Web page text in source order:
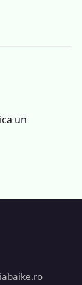
un